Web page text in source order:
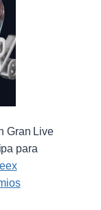
Gran Live
para